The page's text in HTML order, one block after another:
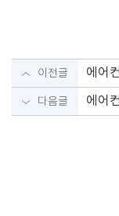
이전글 에어
다음글 에어